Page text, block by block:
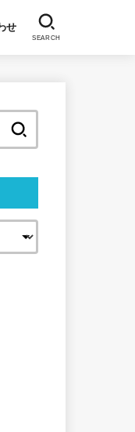
せ
SEARCH